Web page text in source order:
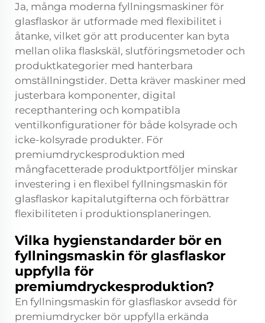
Ja, många moderna fyllningsmaskiner för
glasflaskor är utformade med flexibilitet i
åtanke, vilket gör att producenter kan byta
mellan olika flaskskäl, slutföringsmetoder och
produktkategorier med hanterbara
omställningstider. Detta kräver maskiner med
justerbara komponenter, digital
recepthantering och kompatibla
ventilkonfigurationer för både kolsyrade och
icke-kolsyrade produkter. För
premiumdryckesproduktion med
mångfacetterade produktportföljer minskar
investering i en flexibel fyllningsmaskin för
glasflaskor kapitalutgifterna och förbättrar
flexibiliteten i produktionsplaneringen.
Vilka hygienstandarder bör en
fyllningsmaskin för glasflaskor
uppfylla för
premiumdryckesproduktion?
En fyllningsmaskin för glasflaskor avsedd för
premiumdrycker bör uppfylla erkända